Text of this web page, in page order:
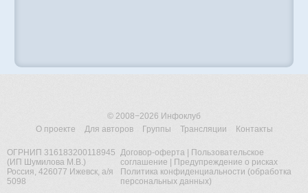
© 2008−2026 Инфоклуб
О проекте
Для авторов Группы Трансляции Контакты
ОГРНИП 316183200118945
(ИП Шумилова М.В.)
Россия, 426077 Ижевск, а/я
5098
Договор-оферта|
Пользовательское
соглашение
Предупреждение о рисках
Политика конфиденциальности (обработка
персональных данных)